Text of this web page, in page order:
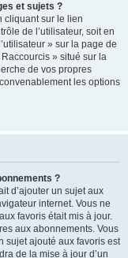
et sujets ?
cliquant sur le lien
de l’utilisateur, soit en
» sur la page de
» situé sur la
de vos propres
les options
?
d’ajouter un sujet aux
internet. Vous ne
favoris était mis à jour.
aux abonnements. Vous
sujet ajouté aux favoris est
de la mise à jour d’un